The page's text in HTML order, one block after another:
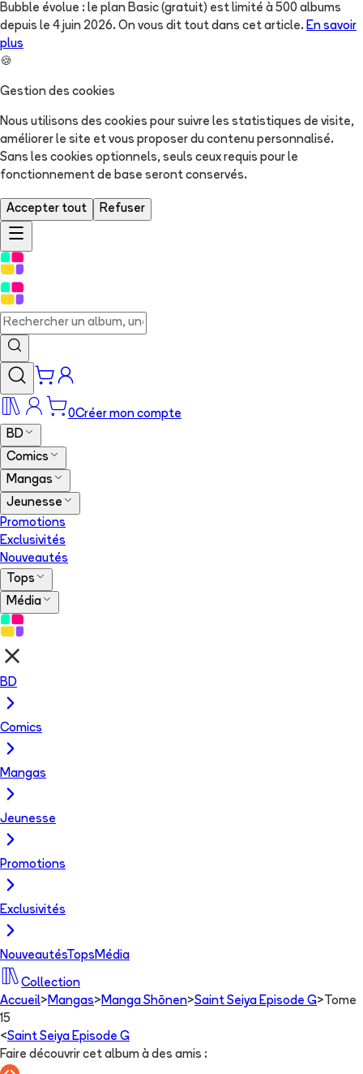
Bubble évolue : le plan Basic (gratuit) est limité à 500 albums
depuis le 4 juin 2026. On vous dit tout dans cet article. En savoir
plus
🍪
Gestion des cookies
Nous utilisons des cookies pour suivre les statistiques de visite,
améliorer le site et vous proposer du contenu personnalisé.
Sans les cookies optionnels, seuls ceux requis pour le
fonctionnement de base seront conservés.
Accepter tout Refuser
0Créer mon compte
BD
Comics
Mangas
Jeunesse
Promotions
Exclusivités
Nouveautés
Tops
Média
BD
Comics
Mangas
Jeunesse
Promotions
Exclusivités
NouveautésTops Média
Collection
Accueil> Mangas> Manga Shōnen>Saint Seiya Episode G> Tome
15
<Saint Seiya Episode G
Faire découvrir cet album à des amis :